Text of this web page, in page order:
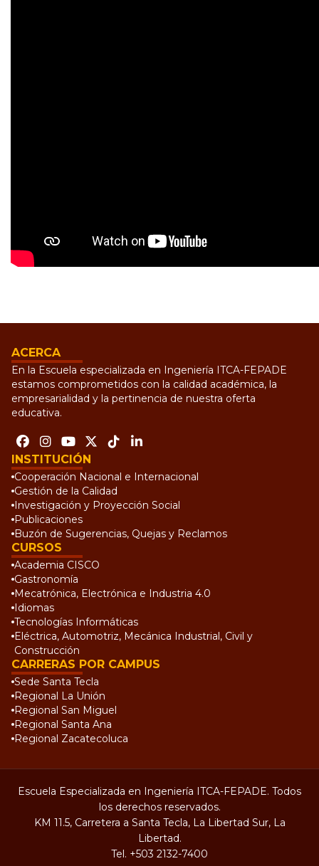
ACERCA
En la Escuela especializada en Ingeniería ITCA-FEPADE
estamos comprometidos con la calidad académica, la
empresarialidad y la pertinencia de nuestra oferta
educativa.
INSTITUCIÓN
Cooperación Nacional e Internacional
Gestión de la Calidad
Investigación y Proyección Social
Publicaciones
Buzón de Sugerencias, Quejas y Reclamos
CURSOS
Academia CISCO
Gastronomía
Mecatrónica, Electrónica e Industria 4.0
Idiomas
Tecnologías Informáticas
Eléctrica, Automotriz, Mecánica Industrial, Civil y
Construcción
CARRERAS POR CAMPUS
Sede Santa Tecla
Regional La Unión
Regional San Miguel
Regional Santa Ana
Regional Zacatecoluca
Escuela Especializada en Ingeniería ITCA-FEPADE. Todos
los derechos reservados.
KM 11.5, Carretera a Santa Tecla, La Libertad Sur, La
Libertad.
Tel. +503 2132-7400